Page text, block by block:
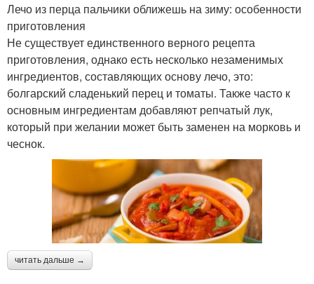
Лечо из перца пальчики оближешь на зиму: особенности
приготовления
Не существует единственного верного рецепта
приготовления, однако есть несколько незаменимых
ингредиентов, составляющих основу лечо, это:
болгарский сладенький перец и томаты. Также часто к
основным ингредиентам добавляют репчатый лук,
который при желании может быть заменен на морковь и
чеснок.
читать дальше →